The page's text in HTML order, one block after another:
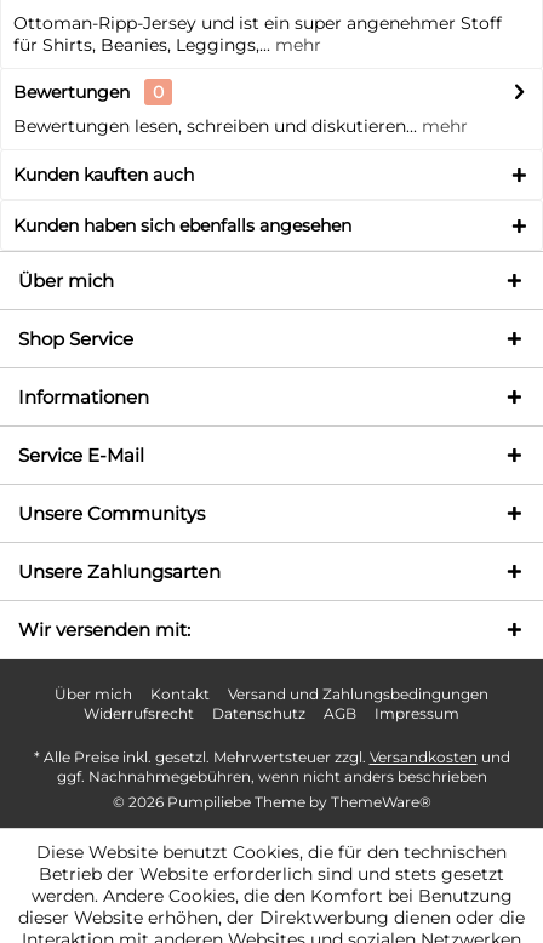
Ottoman-Ripp-Jersey und ist ein super angenehmer Stoff
für Shirts, Beanies, Leggings,... mehr
Bewertungen
0
Bewertungen lesen, schreiben und diskutieren... mehr
Kunden kauften auch
Kunden haben sich ebenfalls angesehen
Über mich
Shop Service
Informationen
Service E-Mail
Unsere Communitys
Unsere Zahlungsarten
Wir versenden mit:
Über mich Kontakt
Versand und Zahlungsbedingungen
Widerrufsrecht
Datenschutz AGB Impressum
* Alle Preise inkl. gesetzl. Mehrwertsteuer zzgl. Versandkosten und
ggf. Nachnahmegebühren, wenn nicht anders beschrieben
© 2026 Pumpiliebe Theme by ThemeWare®
Diese Website benutzt Cookies, die für den technischen
Betrieb der Website erforderlich sind und stets gesetzt
werden. Andere Cookies, die den Komfort bei Benutzung
dieser Website erhöhen, der Direktwerbung dienen oder die